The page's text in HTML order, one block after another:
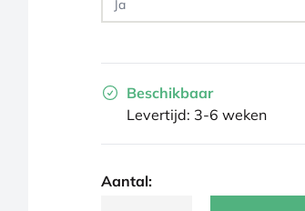
Beschikbaar
Levertijd: 3-6 weken
Aantal: